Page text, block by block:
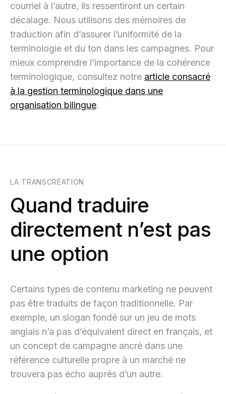
courriel à l’autre, ils ressentiront un certain
décalage. Nous utilisons des mémoires de
traduction afin d’assurer l’uniformité de la
terminologie et du ton dans les campagnes. Pour
mieux comprendre l’importance de la cohérence
terminologique, consultez notre article consacré
à la gestion terminologique dans une
organisation bilingue.
LA TRANSCRÉATION
Quand traduire
directement n’est pas
une option
Certains types de contenu marketing ne peuvent
pas être traduits de façon traditionnelle. Par
exemple, un slogan fondé sur un jeu de mots
anglais n’a pas d’équivalent direct en français, et
un concept de campagne ancré dans une
référence culturelle propre à un marché ne
trouvera pas écho auprès d’un autre.